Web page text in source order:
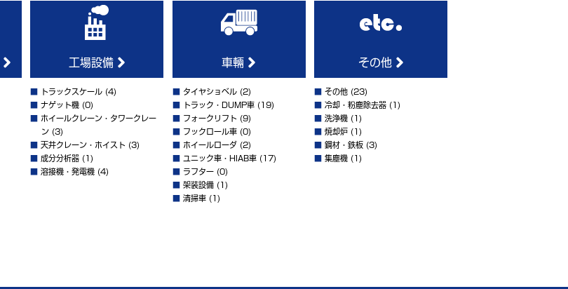
工場設備
トラックスケール (4)
ナゲット機 (0)
ホイールクレーン・タワークレー
ン (3)
天井クレーン・ホイスト (3)
成分分析器 (1)
溶接機・発電機 (4)
車輛
タイヤショベル(2)
トラック・DUMP車(19)
フォークリフト (9)
フックロール車(0)
ホイールローダ(2)
ユニック車・HIAB車(17)
ラフター(0)
架装設備(1)
清掃車(1)
その他
その他 (23)
冷却・粉塵除去器 (1)
洗浄機 (1)
焼却炉 (1)
鋼材・鉄板 (3)
集塵機 (1)